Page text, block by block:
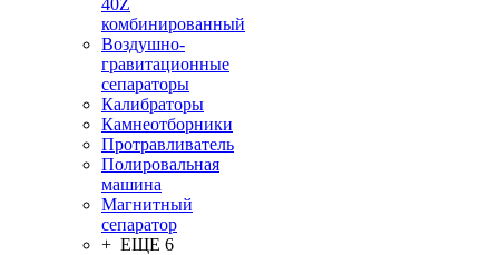
40Z
комбинированный
Воздушно-
гравитационные
сепараторы
Калибраторы
Камнеотборники
Протравливатель
Полировальная
машина
Магнитный
сепаратор
+ ЕЩЕ 6